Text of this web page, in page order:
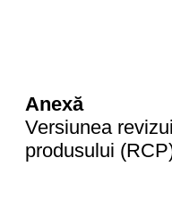
Anexă
Versiunea
produsului